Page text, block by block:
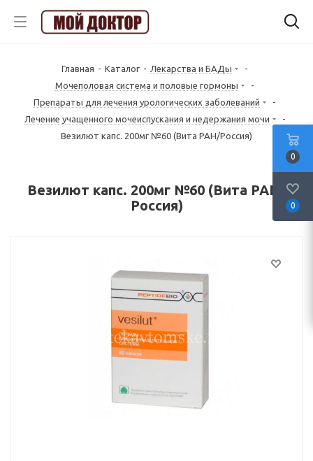
Главная - Каталог - Лекарства и БАДы
-
Mочеполовая система и половые гормоны
-
Препараты для лечения урологических заболеваний
-
Лечение учащенного мочеиспускания и недержания мочи
-
Везилют капс. 200мг №60 (Вита РАН/Россия)
Везилют капс. 200мг №60 (Вита РАН/
Россия)
0
0